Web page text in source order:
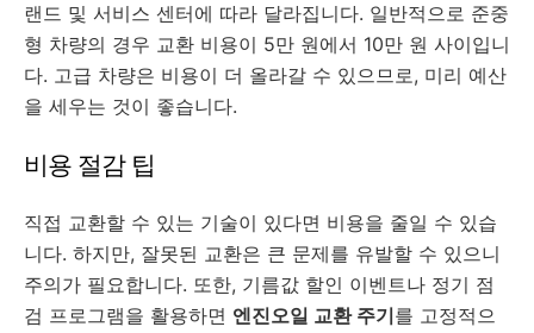
랜드 및 서비스 센터에 따라 달라집니다. 일반적으로 준중
형 차량의 경우 교환 비용이 5만 원에서 10만 원 사이입니
다. 고급 차량은 비용이 더 올라갈 수 있으므로, 미리 예산
을 세우는 것이 좋습니다.
비용 절감 팁
직접 교환할 수 있는 기술이 있다면 비용을 줄일 수 있습
니다. 하지만, 잘못된 교환은 큰 문제를 유발할 수 있으니
주의가 필요합니다. 또한, 기름값 할인 이벤트나 정기 점
검 프로그램을 활용하면 엔진오일 교환 주기를 고정적으